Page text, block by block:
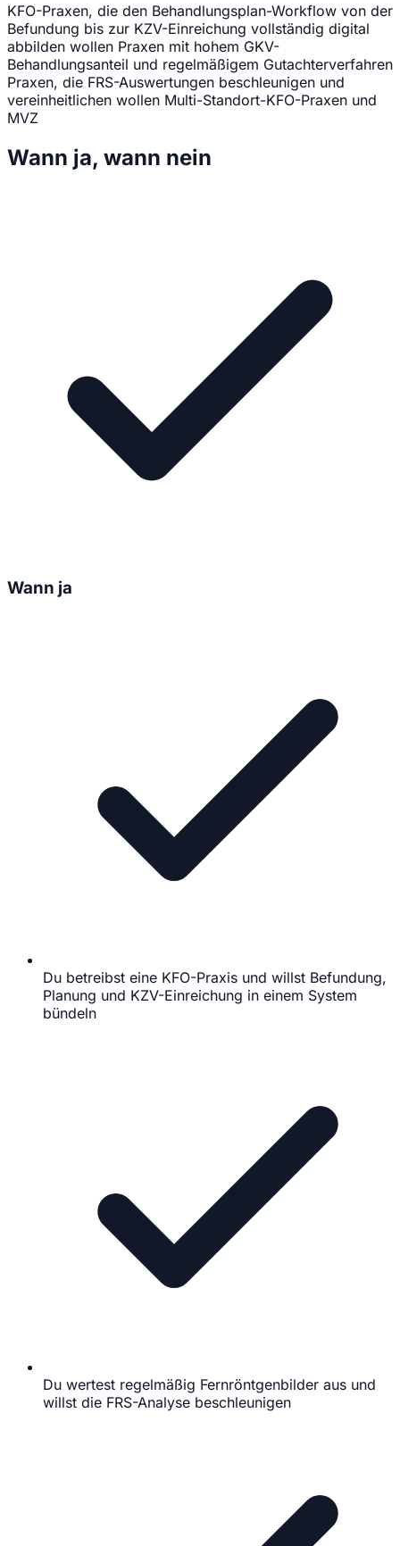
KFO-Praxen, die den Behandlungsplan-Workflow von der
Befundung bis zur KZV-Einreichung vollständig digital
abbilden wollen Praxen mit hohem GKV-
Behandlungsanteil und regelmäßigem Gutachterverfahren
Praxen, die FRS-Auswertungen beschleunigen und
vereinheitlichen wollen Multi-Standort-KFO-Praxen und
MVZ
Wann ja, wann nein
Wann ja
Du betreibst eine KFO-Praxis und willst Befundung,
Planung und KZV-Einreichung in einem System
bündeln
Du wertest regelmäßig Fernröntgenbilder aus und
willst die FRS-Analyse beschleunigen